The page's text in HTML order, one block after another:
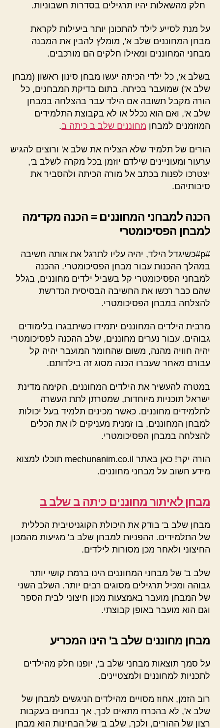
חלק מהשאלות יהיו תרגילים בסדרות חשבוניות.
על מנת לסייע לילד להתכונן יותר ביעילות לקראת
מבחן המחוננים שלב א', מומלץ להבין את המבנה
מבחני המחוננים ומאילו חלקים הם מורכבים.
בשלב א', כל ילדי הכיתה יעשו מבחן סינון ראשון (מבחן
שלב א') שמועבר בכיתה. בתום בדיקת המבחנים, כל
הורה מקבל תשובה אם הילד עבר בהצלחה במבחן
שלב א', ואם הוא נכלל או לא בקבוצת התלמידים
המוזמנים למבחן מחוננים שלב ב כיתה ב.
הורים של תלמיד שלא הצליח את שלב א' ורוצים להגיש
ערעור ומעוניינים שילדם יוזמן בכל מקרה לשלב ב',
יצטרכו לפנות בכתב אל מורה הכיתה ולהסביר את
סיבותיהם.
הכנה למבחני המחוננים = הכנה מקדימה
למבחן הפסיכומטרי
#p#כשיגדל הילד, יהיה עליו לתרגל את אותה חשיבה
במהלך ההכנות עבור מבחן הפסיכומטרי. ההכנה
למבחני הפסיכומטרי קל בשביל ילדים מחוננים, בגלל
שהם כבר רכשו את החשיבה הבסיסית הנדרשת
להצלחה במבחן הפסיכומטרי.
מרבית הילדים המחוננים יתמידו כשיתבגרו בלימודים
גבוהים. עבור נערים מחוננים, שלב ההכנה לפסיכומטרי
יהיה חוויה מהנה, משום שהחומר המועבר יהיה קל
עבורם מאחר שעברו הכנה מסוג זה בילדותם.
במטרה להעשיר את הילדים המחוננים, הקימה מדינת
ישראל תוכניות מיוחדות, שמטרתן לתת העשרה
לתלמידים מחוננים. כאשר מכינים תלמיד בעל יכולות
למבחן המחוננים, בו זמנית מעניקים לו את הכלים
להצלחה במבחן הפסיכומטרי.
הורה יקר! כאן באתר mechunanim.co.il תוכלו למצוא
מידע חשוב על מבחני מחוננים.
מבחן לאיתור מחוננים כיתה ב שלב ב
מבחן שלב ב' בודק את היכולת הקוגניטיבית הכללית
של התלמידים. ההפניות למבחן שלב ב' מגיעות מהמכון
החיצוני ולאחר מכן מסורות לילדים.
שלב ב' של מבחני המחוננים הינו ברמת קושי יותר
גבוהה ומכיל תרגילים מסוגים רבים יותר. השלב השני
של המבחן מועבר באמצעות מכון חיצוני לבית הספר
וגם הוא מועבר באופן קבוצתי.
מבחן מחוננים שלב ב' הינו המכריע
על סמך תוצאות מבחני שלב ב', יופנו חלק מהילדים
לתכניות למחוננים ולמצטיינים.
רוב הזמן, אחוז מסויים מהילדים הניגשים למבחן של
שלב א', לא בהכרח מתאים לכך, אך נבחנים בעקבות
רצון של ההורים, ולכך, שלב ב' של הבחינות הוא מבחן